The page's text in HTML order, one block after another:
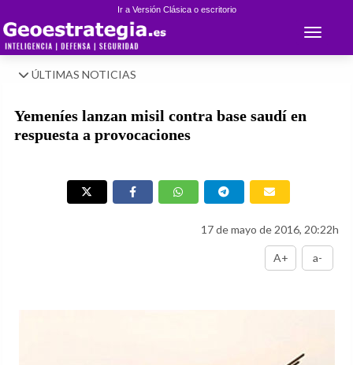
Ir a Versión Clásica o escritorio
Toggle
ÚLTIMAS NOTICIAS
Yemeníes lanzan misil contra base saudí en
respuesta a provocaciones
17 de mayo de 2016, 20:22h
A+ a-